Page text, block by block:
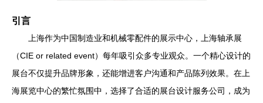
引言
上海作为中国制造业和机械零配件的展示中心，上海轴承展
（CIE or related event）每年吸引众多专业观众。一个精心设计的
展台不仅提升品牌形象，还能增进客户沟通和产品陈列效果。在上
海展览中心的繁忙氛围中，选择了合适的展台设计服务公司，成为